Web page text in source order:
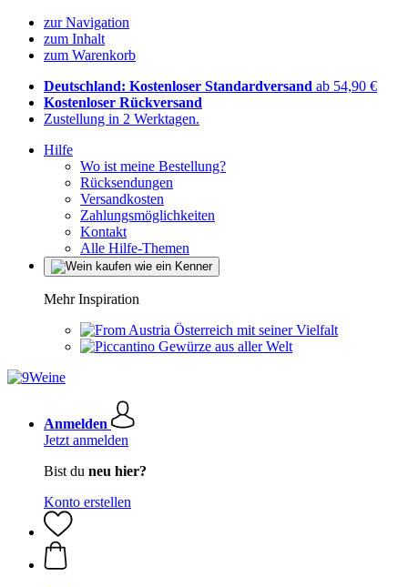
zur Navigation
zum Inhalt
zum Warenkorb
Deutschland: Kostenloser Standardversand ab 54,90 €
Kostenloser Rückversand
Zustellung in 2 Werktagen.
Hilfe
Wo ist meine Bestellung?
Rücksendungen
Versandkosten
Zahlungsmöglichkeiten
Kontakt
Alle Hilfe-Themen
Mehr Inspiration
Österreich mit seiner Vielfalt
Gewürze aus aller Welt
Anmelden
Jetzt anmelden
Bist du neu hier?
Konto erstellen